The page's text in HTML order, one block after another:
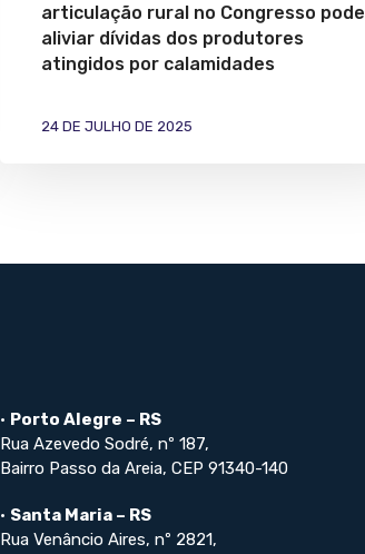
articulação rural no Congresso pode
aliviar dívidas dos produtores
atingidos por calamidades
24 DE JULHO DE 2025
• Porto Alegre – RS
Rua Azevedo Sodré, nº 187,
Bairro Passo da Areia, CEP 91340-140
• Santa Maria – RS
Rua Venâncio Aires, nº 2821,